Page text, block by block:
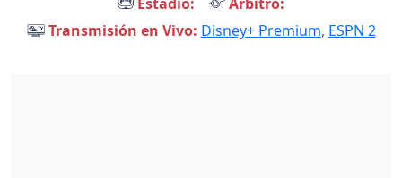
Transmisión en Vivo: Disney+ Premium, ESPN 2